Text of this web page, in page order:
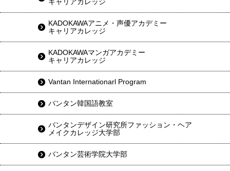
KADOKAWAアニメ・声優アカデミー
キャリアカレッジ
KADOKAWAマンガアカデミー
キャリアカレッジ
Vantan Internationarl Program
バンタン韓国語教室
バンタンデザイン研究所ファッション・ヘア
メイクカレッジ大学部
バンタン芸術学院大学部